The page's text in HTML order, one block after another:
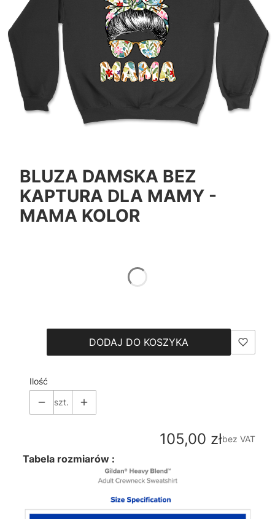
BLUZA DAMSKA BEZ
KAPTURA DLA MAMY -
MAMA KOLOR
DODAJ DO KOSZYKA
Ilość
szt.
Cena
105,00 złbez VAT
Tabela rozmiarów :